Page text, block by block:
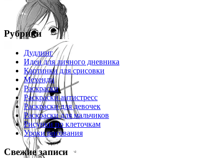
Рубрики
Дудлинг
Идеи для личного дневника
Картинки для срисовки
Мехенди
Раскраски
Раскраски антистресс
Раскраски для девочек
Раскраски для мальчиков
Рисунки по клеточкам
Уроки рисования
Свежие записи